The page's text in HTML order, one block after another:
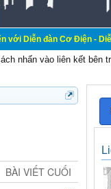
Cơ Điện - Diễn đàn Cơ
nhấn vào liên kết bên
BÀI VIẾT CUỐI